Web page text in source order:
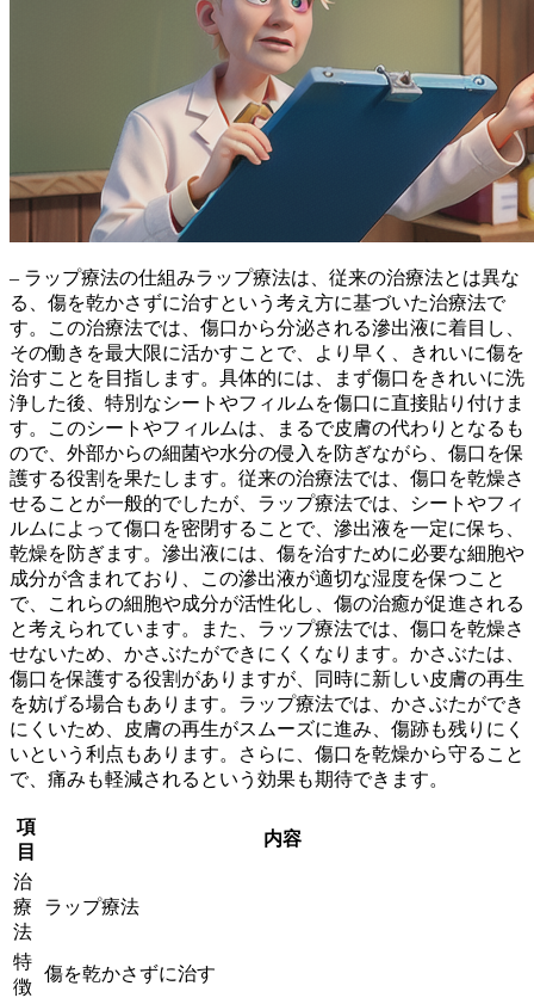
– ラップ療法の仕組みラップ療法は、従来の治療法とは異な
る、 傷を乾かさずに治すという考え方に基づいた治療法で
す。この治療法では、傷口から分泌される滲出液に着目し、
その働きを最大限に活かすことで、より早く、きれいに傷を
治すことを目指します。具体的には、まず傷口をきれいに洗
浄した後、特別なシートやフィルムを傷口に直接貼り付けま
す。このシートやフィルムは、まるで皮膚の代わりとなるも
ので、 外部からの細菌や水分の侵入を防ぎながら、傷口を保
護する役割を果たします。従来の治療法では、傷口を乾燥さ
せることが一般的でしたが、ラップ療法では、シートやフィ
ルムによって傷口を密閉することで、 滲出液を一定に保ち、
乾燥を防ぎます。滲出液には、傷を治すために必要な細胞や
成分が含まれており、この滲出液が適切な湿度を保つこと
で、これらの細胞や成分が活性化し、傷の治癒が促進される
と考えられています。また、ラップ療法では、 傷口を乾燥さ
せないため、かさぶたができにくく なります。かさぶたは、
傷口を保護する役割がありますが、同時に新しい皮膚の再生
を妨げる場合もあります。ラップ療法では、かさぶたができ
にくいため、
皮膚の再生がスムーズに進み、傷跡も残りにく
いという利点もあります。さらに、傷口を乾燥から守ること
で、痛みも軽減されるという効果も期待できます。
項
目
内容
治
療
法
ラップ療法
特
徴
傷を乾かさずに治す